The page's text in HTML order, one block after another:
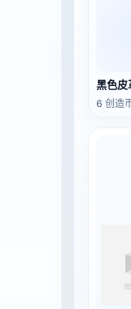
黑色皮
6 创造